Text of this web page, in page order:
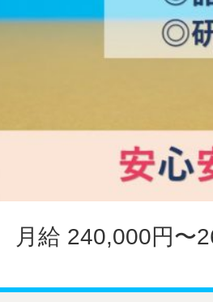
月給 240,000円〜